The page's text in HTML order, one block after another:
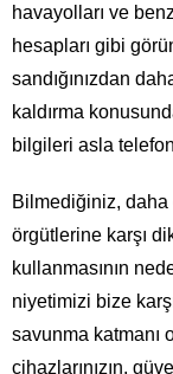
havayolları ve
hesapları gibi
sandığınızdan
kaldırma
bilgileri asla
Bilmediğiniz, daha
örgütlerine karşı
kullanmasının
niyetimizi bize
savunma katmanı
cihazlarınızın,